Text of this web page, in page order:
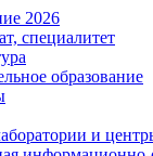
2026
специалитет
образование
и